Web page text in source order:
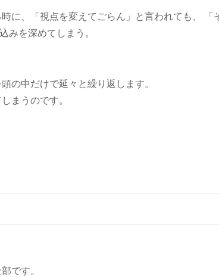
に、「視点を変えてごらん」と言われても、 「
みを深めてしまう。
の中だけで延々と繰り返します。
まうのです。
です。